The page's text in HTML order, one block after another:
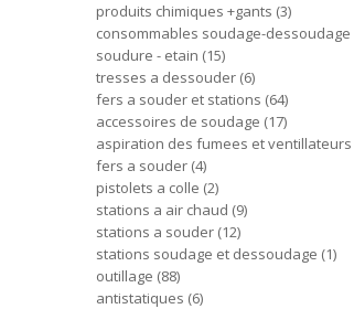
produits chimiques +gants 3
consommables soudage-dessoudage
soudure - etain 15
tresses a dessouder 6
fers a souder et stations 64
accessoires de soudage 17
aspiration des fumees et ventillateurs
fers a souder 4
pistolets a colle 2
stations a air chaud 9
stations a souder 12
stations soudage et dessoudage 1
outillage 88
antistatiques 6